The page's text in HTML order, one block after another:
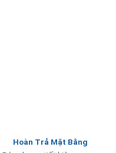
Hoàn Trả Mặt Bằng